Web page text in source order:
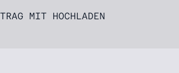
MIT HOCHLADEN